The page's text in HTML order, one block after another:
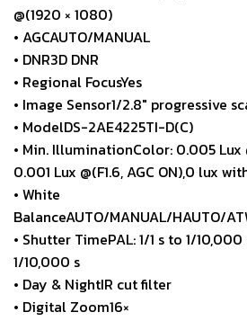
@(1920 × 1080)
• AGCAUTO/MANUAL
• DNR3D DNR
• Regional FocusYes
• Image Sensor1/2.8″ progressive
• ModelDS-2AE4225TI-D(C)
• Min. IlluminationColor: 0.005 Lux
0.001 Lux @(F1.6, AGC ON),0 lux
• White
BalanceAUTO/MANUAL/HAUTO/
• Shutter TimePAL: 1/1 s to 1/10,000
1/10,000 s
• Day & NightIR cut filter
• Digital Zoom16×